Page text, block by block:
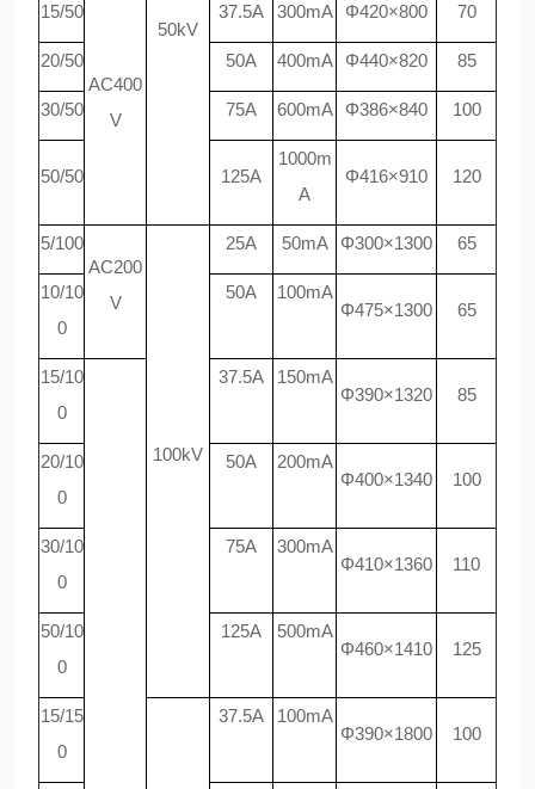
50kV
15/50
AC400
V
37.5A 300mA Φ420×800 70
20/50 50A 400mA Φ440×820 85
30/50 75A 600mA Φ386×840 100
50/50 125A
1000m
A
Φ416×910 120
5/100
AC200
V
100kV
25A 50mA Φ300×1300 65
10/10
0
50A
100mA
Φ475×1300
65
15/10
0
37.5A
150mA
Φ390×1320
85
20/10
0
50A
200mA
Φ400×1340
100
30/10
0
75A
300mA
Φ410×1360
110
50/10
0
125A
500mA
Φ460×1410
125
15/15
0
37.5A
100mA
Φ390×1800
100